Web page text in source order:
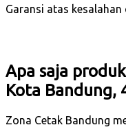
Garansi atas
Apa saja
Kota Bandung,
Zona Cetak Bandung